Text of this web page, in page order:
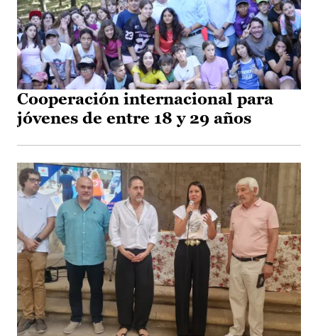
Cooperación internacional para
jóvenes de entre 18 y 29 años